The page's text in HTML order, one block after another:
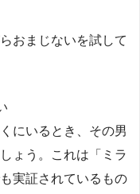
おまじないを試して
にいるとき、その男
ょう。これは「ミラ
実証されているもの